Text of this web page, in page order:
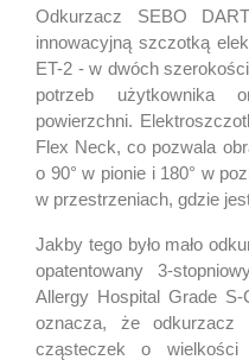
Odkurzacz SEBO
innowacyjną szczotką
ET-2 - w dwóch
potrzeb użytkownika
powierzchni.
Flex Neck, co pozwala
o 90° w pionie i 180° w
w przestrzeniach, gdzie
Jakby tego było mało
opatentowany 3-
Allergy Hospital Grade
oznacza, że odkurzacz
cząsteczek o wielkości